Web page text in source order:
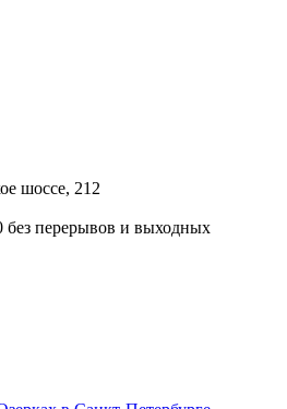
шоссе, 212
без перерывов и выходных